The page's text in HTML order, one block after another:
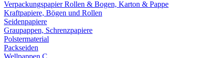
Verpackungspapier Rollen & Bogen, Karton & Pappe
Kraftpapiere, Bögen und Rollen
Seidenpapiere
Graupappen, Schrenzpapiere
Polstermaterial
Packseiden